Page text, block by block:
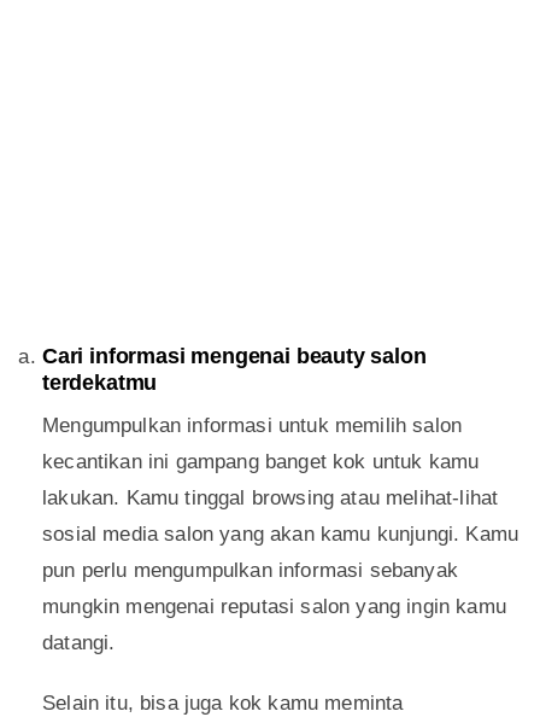
Cari informasi mengenai beauty salon
terdekatmu
Mengumpulkan informasi untuk memilih salon
kecantikan ini gampang banget kok untuk kamu
lakukan. Kamu tinggal browsing atau melihat-lihat
sosial media salon yang akan kamu kunjungi. Kamu
pun perlu mengumpulkan informasi sebanyak
mungkin mengenai reputasi salon yang ingin kamu
datangi.
Selain itu, bisa juga kok kamu meminta